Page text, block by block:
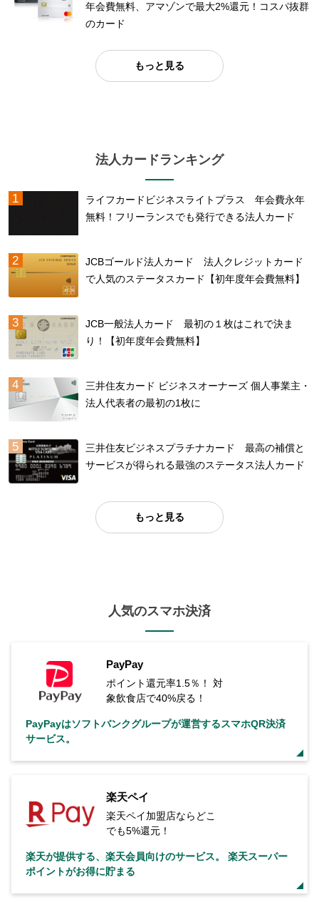
年会費無料、アマゾンで最大2%還元！コスパ抜群
のカード
もっと見る
法人カードランキング
ライフカードビジネスライトプラス 年会費永年
無料！フリーランスでも発行できる法人カード
JCBゴールド法人カード 法人クレジットカード
で人気のステータスカード【初年度年会費無料】
JCB一般法人カード 最初の１枚はこれで決ま
り！【初年度年会費無料】
三井住友カード ビジネスオーナーズ 個人事業主・
法人代表者の最初の1枚に
三井住友ビジネスプラチナカード 最高の補償と
サービスが得られる最強のステータス法人カード
もっと見る
人気のスマホ決済
PayPay
ポイント還元率1.5％！ 対
象飲食店で40%戻る！
PayPayはソフトバンクグループが運営するスマホQR決済
サービス。
楽天ペイ
楽天ペイ加盟店ならどこ
でも5%還元！
楽天が提供する、楽天会員向けのサービス。 楽天スーパー
ポイントがお得に貯まる